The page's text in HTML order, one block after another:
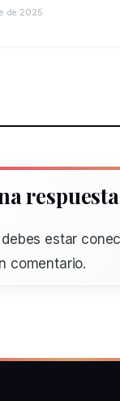
de 2025
respuesta
estar
comentario.